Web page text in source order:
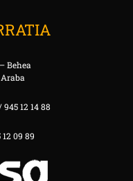
Behea
Araba
12 14 88
12 09 89